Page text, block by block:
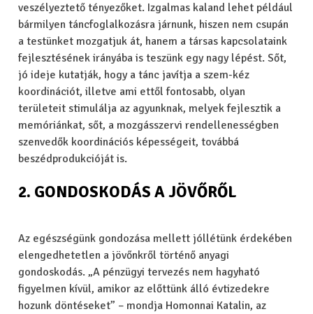
veszélyeztető tényezőket. Izgalmas kaland lehet például
bármilyen táncfoglalkozásra járnunk, hiszen nem csupán
a testünket mozgatjuk át, hanem a társas kapcsolataink
fejlesztésének irányába is teszünk egy nagy lépést. Sőt,
jó ideje kutatják, hogy a tánc javítja a szem-kéz
koordinációt, illetve ami ettől fontosabb, olyan
területeit stimulálja az agyunknak, melyek fejlesztik a
memóriánkat, sőt, a mozgásszervi rendellenességben
szenvedők koordinációs képességeit, továbbá
beszédprodukcióját is.
2. GONDOSKODÁS A JÖVŐRŐL
Az egészségünk gondozása mellett jóllétünk érdekében
elengedhetetlen a jövőnkről történő anyagi
gondoskodás. „A pénzügyi tervezés nem hagyható
figyelmen kívül, amikor az előttünk álló évtizedekre
hozunk döntéseket” – mondja Homonnai Katalin, az